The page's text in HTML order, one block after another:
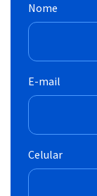
Nome
E-mail
Celular